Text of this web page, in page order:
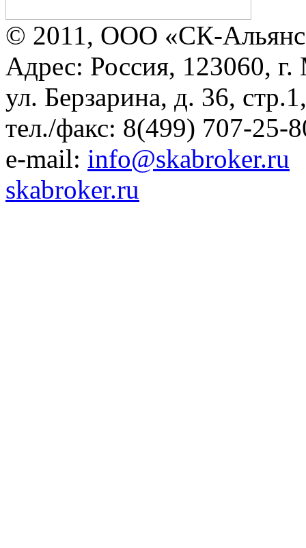
© 2011, ООО «СК-
Адрес: Россия, 123060, г.
ул. Берзарина, д. 36,
тел./факс: 8(499) 707-25-
e-mail: info@skabroker.ru
skabroker.ru